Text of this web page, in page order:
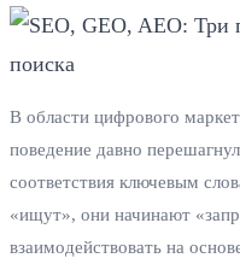
В области цифрового
поведение давно
соответствия ключевым
«ищут», они начинают
взаимодействовать на